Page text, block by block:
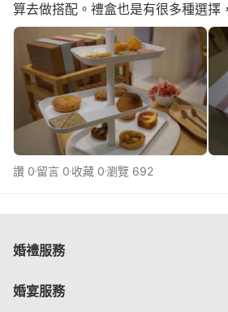
算去做搭配。禮盒也是有很多種選擇
帶。當天預約在店裡共試吃12種，如
讚 0 留言 0 收藏 0瀏覽 692
婚禮服務
婚宴服務